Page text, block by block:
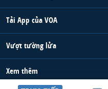
Tải App của VOA
Vượt tường lửa
Xem thêm